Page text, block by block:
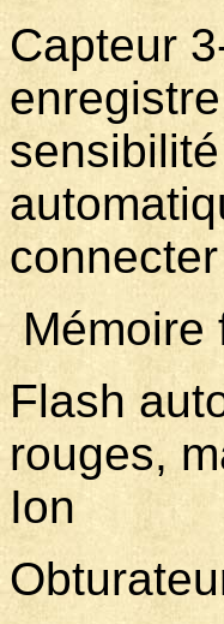
Capteur
Mémoire
Flash
rouges,
Ion